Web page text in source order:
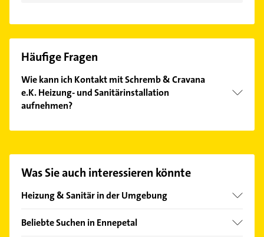
Häufige Fragen
Wie kann ich Kontakt mit Schremb & Cravana
e.K. Heizung- und Sanitärinstallation
aufnehmen?
auswählen. Hier finden Sie alleKontaktdaten
Was Sie auch interessieren könnte
Heizung & Sanitär in der Umgebung
Gevelsberg
Beliebte Suchen in Ennepetal